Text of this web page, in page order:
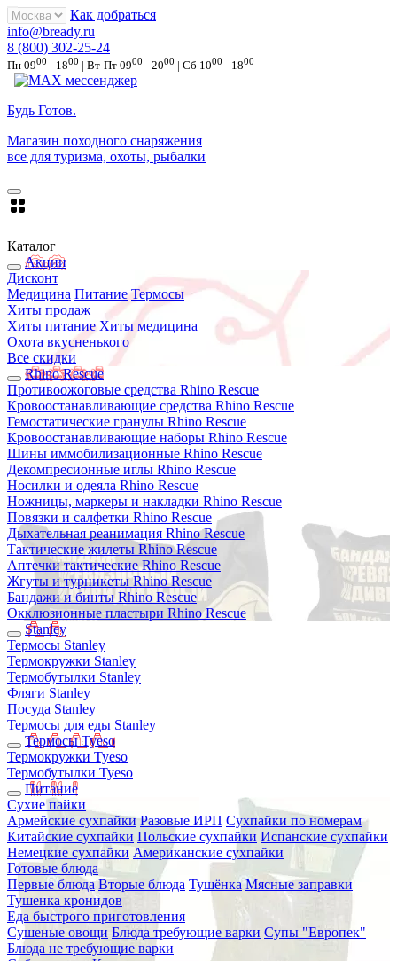
Как добраться
info@bready.ru
8 (800) 302-25-24
Пн 0900 - 1800 | Вт-Пт 0900 - 2000 | Сб 1000 - 1800
Будь Готов.
Магазин походного снаряжения
все для туризма, охоты, рыбалки
Каталог
Акции
Дисконт
Медицина Питание Термосы
Хиты продаж
Хиты питание Хиты медицина
Охота вкусненького
Все скидки
Rhino Rescue
Противоожоговые средства Rhino Rescue
Кровоостанавливающие средства Rhino Rescue
Гемостатические гранулы Rhino Rescue
Кровоостанавливающие наборы Rhino Rescue
Шины иммобилизационные Rhino Rescue
Декомпресионные иглы Rhino Rescue
Носилки и одеяла Rhino Rescue
Ножницы, маркеры и накладки Rhino Rescue
Повязки и салфетки Rhino Rescue
Дыхательная реанимация Rhino Rescue
Тактические жилеты Rhino Rescue
Аптечки тактические Rhino Rescue
Жгуты и турникеты Rhino Rescue
Бандажи и бинты Rhino Rescue
Окклюзионные пластыри Rhino Rescue
Stanley
Термосы Stanley
Термокружки Stanley
Термобутылки Stanley
Фляги Stanley
Посуда Stanley
Термосы для еды Stanley
Термосы Tyeso
Термокружки Tyeso
Термобутылки Tyeso
Питание
Сухие пайки
Армейские сухпайки Разовые ИРП Сухпайки по номерам
Китайские сухпайки Польские сухпайки Испанские сухпайки
Немецкие сухпайки Американские сухпайки
Готовые блюда
Первые блюда Вторые блюда Тушёнка Мясные заправки
Тушенка кронидов
Еда быстрого приготовления
Сушеные овощи Блюда требующие варки Супы "Европек"
Блюда не требующие варки